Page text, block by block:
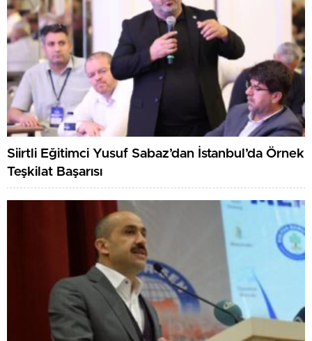
Siirtli Eğitimci Yusuf Sabaz’dan İstanbul’da Örnek
Teşkilat Başarısı